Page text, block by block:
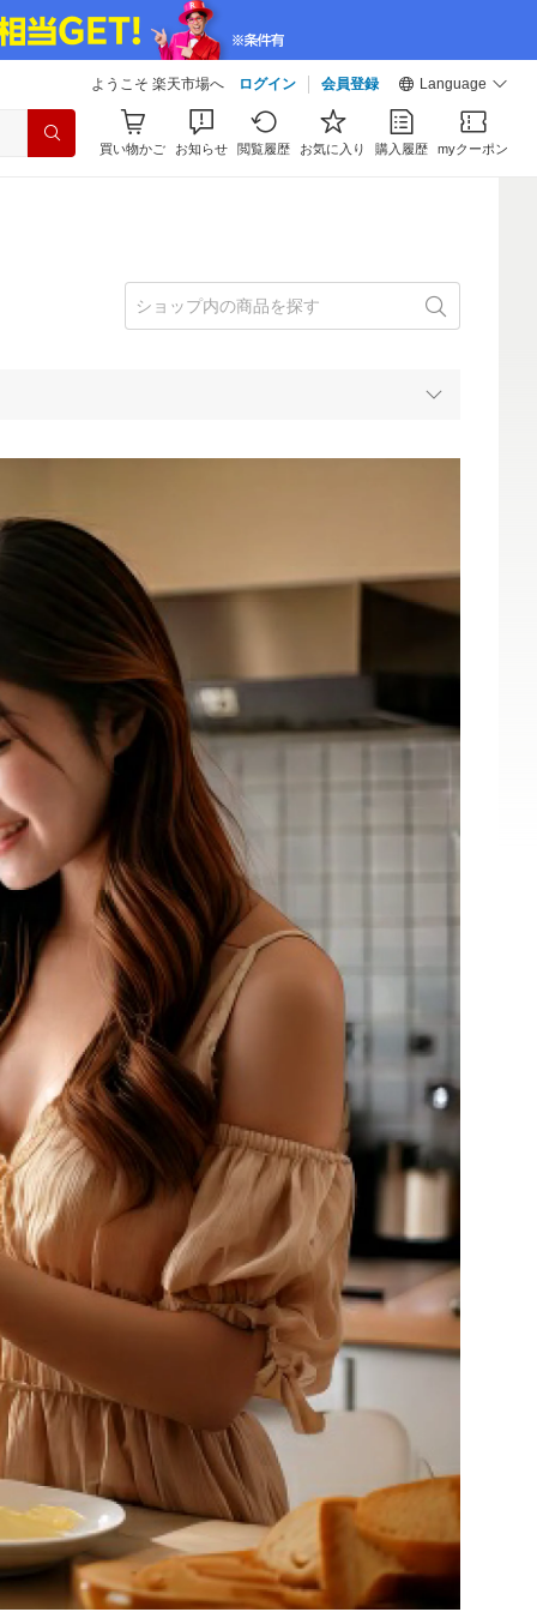
ようこそ 楽天市場へ ログイン 会員登録 Language
買い物かご お知らせ 閲覧履歴 お気に入り 購入履歴 myクーポン